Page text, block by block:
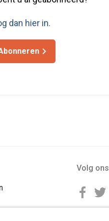
dan hier in.
Volg ons